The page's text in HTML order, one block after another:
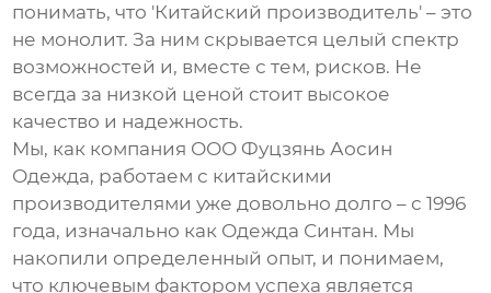
понимать, что 'Китайский производитель' – это
не монолит. За ним скрывается целый спектр
возможностей и, вместе с тем, рисков. Не
всегда за низкой ценой стоит высокое
качество и надежность.
Мы, как компания ООО Фуцзянь Аосин
Одежда, работаем с китайскими
производителями уже довольно долго – с 1996
года, изначально как Одежда Синтан. Мы
накопили определенный опыт, и понимаем,
что ключевым фактором успеха является